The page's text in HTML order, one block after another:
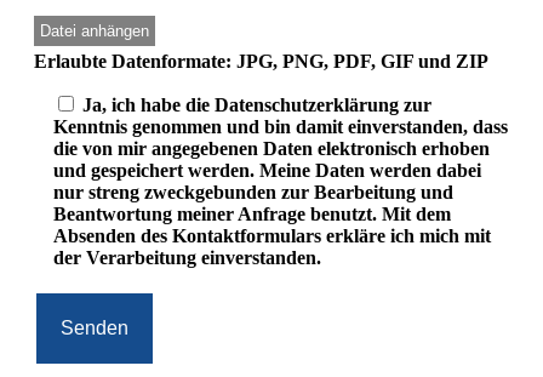
Erlaubte Datenformate: JPG, PNG, PDF, GIF und ZIP
Ja, ich habe die Datenschutzerklärung zur
Kenntnis genommen und bin damit einverstanden, dass
die von mir angegebenen Daten elektronisch erhoben
und gespeichert werden. Meine Daten werden dabei
nur streng zweckgebunden zur Bearbeitung und
Beantwortung meiner Anfrage benutzt. Mit dem
Absenden des Kontaktformulars erkläre ich mich mit
der Verarbeitung einverstanden.